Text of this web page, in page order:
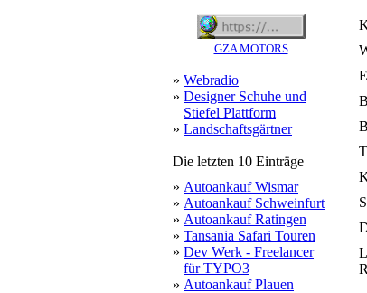
GZA MOTORS
» Webradio
» Designer Schuhe und
Stiefel Plattform
» Landschaftsgärtner
Die letzten 10 Einträge
» Autoankauf Wismar
» Autoankauf Schweinfurt
» Autoankauf Ratingen
» Tansania Safari Touren
» Dev Werk - Freelancer
für TYPO3
» Autoankauf Plauen